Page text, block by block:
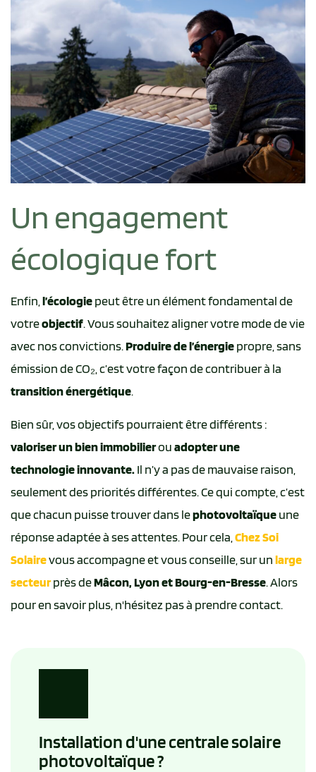
Un engagement
écologique fort
Enfin, l’écologiepeut être un élément fondamental de
votreobjectif. Vous souhaitez aligner votre mode de vie
avec nos convictions.Produire de l’énergiepropre, sans
émission de CO₂, c’est votre façon de contribuer à la
transitionénergétique.
Bien sûr, vos objectifs pourraient être différents :
valoriser un bien immobilierouadopter une
technologie innovante.Il n’y a pas de mauvaise raison,
seulement des priorités différentes. Ce qui compte, c’est
que chacun puisse trouver dans lephotovoltaïqueune
réponse adaptée à ses attentes. Pour cela, Chez Soi
Solairevous accompagne et vous conseille, sur unlarge
secteurprès deMâcon, Lyon et Bourg-en-Bresse. Alors
pour en savoir plus, n'hésitez pas à prendre contact.
Installation d'une centrale solaire
photovoltaïque ?